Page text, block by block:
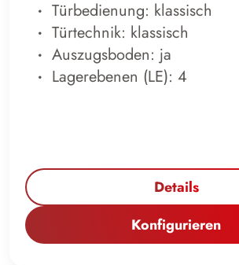
Türbedienung: klassisch
Türtechnik: klassisch
Auszugsboden: ja
Lagerebenen (LE): 4
Details
Konfigurieren